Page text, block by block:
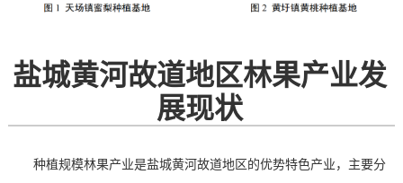
盐城黄河故道地区林果产业发
展现状
种植规模林果产业是盐城黄河故道地区的优势特色产业，主要分